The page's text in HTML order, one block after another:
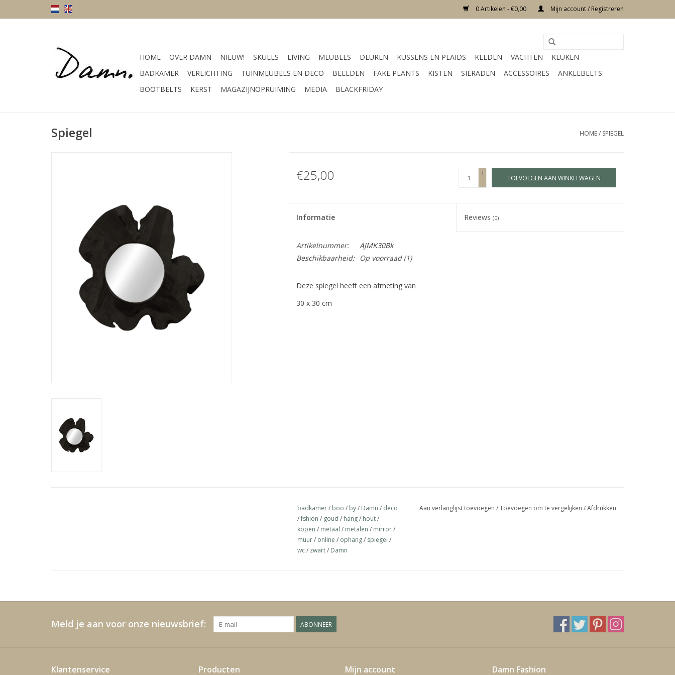
0 Artikelen - €0,00 Mijn account / Registreren
HOME OVER DAMN NIEUW! SKULLS LIVING MEUBELS DEUREN KUSSENS EN PLAIDS KLEDEN VACHTEN
KEUKEN
BADKAMER
VERLICHTING TUINMEUBELS EN DECO BEELDEN FAKE PLANTS KISTEN SIERADEN ACCESSOIRES
ANKLEBELTS
BOOTBELTS
KERST MAGAZIJNOPRUIMING MEDIA BLACKFRIDAY
Spiegel HOME/ SPIEGEL
€25,00
+
-
TOEVOEGEN AAN WINKELWAGEN
Informatie Reviews(0)
Artikelnummer:
AJMK30Bk
Beschikbaarheid:
Op voorraad(1)
Deze spiegel heeft een afmeting van
30 x 30 cm
badkamer/ boo / by/ Damn / deco
/fshion / goud / hang/ hout/
kopen / metaal / metalen / mirror/
muur/ online / ophang/ spiegel /
wc/ zwart/ Damn
Aan verlanglijst toevoegen /Toevoegen om te vergelijken /Afdrukken
Meld je aan voor onze nieuwsbrief: ABONNEER
Klantenservice Producten Mijn account Damn Fashion